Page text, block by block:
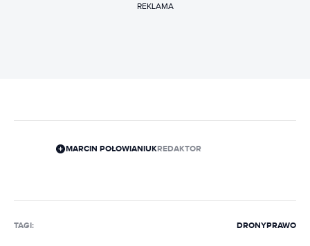
REKLAMA
MARCIN POŁOWIANIUKREDAKTOR
TAGI: DRONYPRAWO